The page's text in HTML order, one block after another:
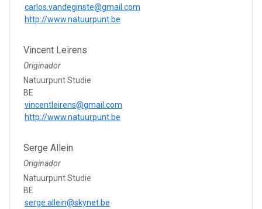
carlos.vandeginste@gmail.com
http://www.natuurpunt.be
Vincent Leirens
Originador
Natuurpunt Studie
BE
vincentleirens@gmail.com
http://www.natuurpunt.be
Serge Allein
Originador
Natuurpunt Studie
BE
serge.allein@skynet.be